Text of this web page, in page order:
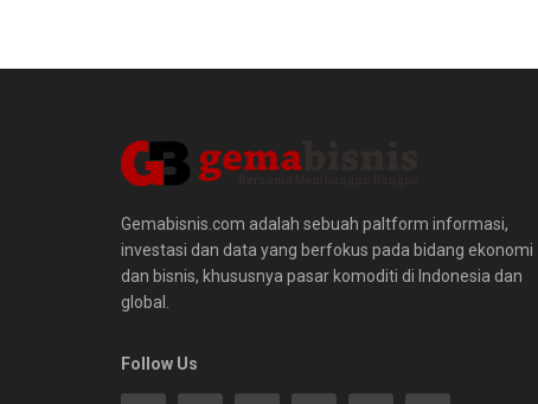
Gemabisnis.com adalah sebuah paltform informasi,
investasi dan data yang berfokus pada bidang ekonomi
dan bisnis, khususnya pasar komoditi di Indonesia dan
global.
Follow Us